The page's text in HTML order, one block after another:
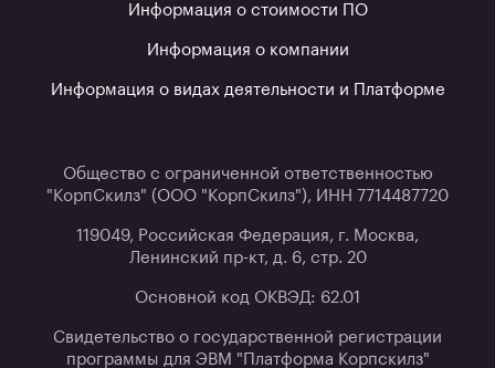
Информация о стоимости ПО
Информация о компании
Информация о видах деятельности и Платформе
Общество с ограниченной ответственностью
"КорпСкилз" (ООО "КорпСкилз"), ИНН 7714487720
119049, Российская Федерация, г. Москва,
Ленинский пр-кт, д. 6, стр. 20
Основной код ОКВЭД: 62.01
Свидетельство о государственной регистрации
программы для ЭВМ "Платформа Корпскилз"